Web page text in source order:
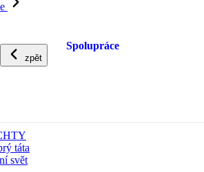
zpět
Spolupráce
táta
svět